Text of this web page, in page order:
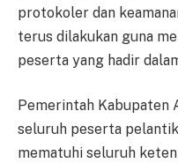
protokoler dan
terus dilakukan guna
peserta yang hadir
Pemerintah Kabupaten
seluruh peserta
mematuhi seluruh